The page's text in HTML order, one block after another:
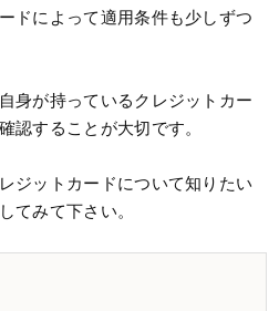
ドによって適用条件も少しずつ
身が持っているクレジットカー
認することが大切です。
ジットカードについて知りたい
てみて下さい。